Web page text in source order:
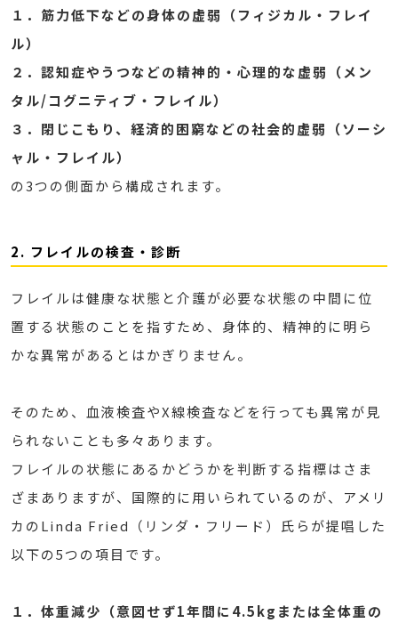
１． 筋力低下などの身体の虚弱（フィジカル・フレイ
ル）
２． 認知症やうつなどの精神的・心理的な虚弱（メン
タル/コグニティブ・フレイル）
３． 閉じこもり、経済的困窮などの社会的虚弱（ソーシ
ャル・フレイル）
の3つの側面から構成されます。
2. フレイルの検査・診断
フレイルは健康な状態と介護が必要な状態の中間に位
置する状態のことを指すため、身体的、精神的に明ら
かな異常があるとはかぎりません。
そのため、血液検査やX線検査などを行っても異常が見
られないことも多々あります。
フレイルの状態にあるかどうかを判断する指標はさま
ざまありますが、国際的に用いられているのが、アメリ
カのLinda Fried（リンダ・フリード）氏らが提唱した
以下の5つの項目です。
１．体重減少（意図せず1年間に4.5kgまたは全体重の